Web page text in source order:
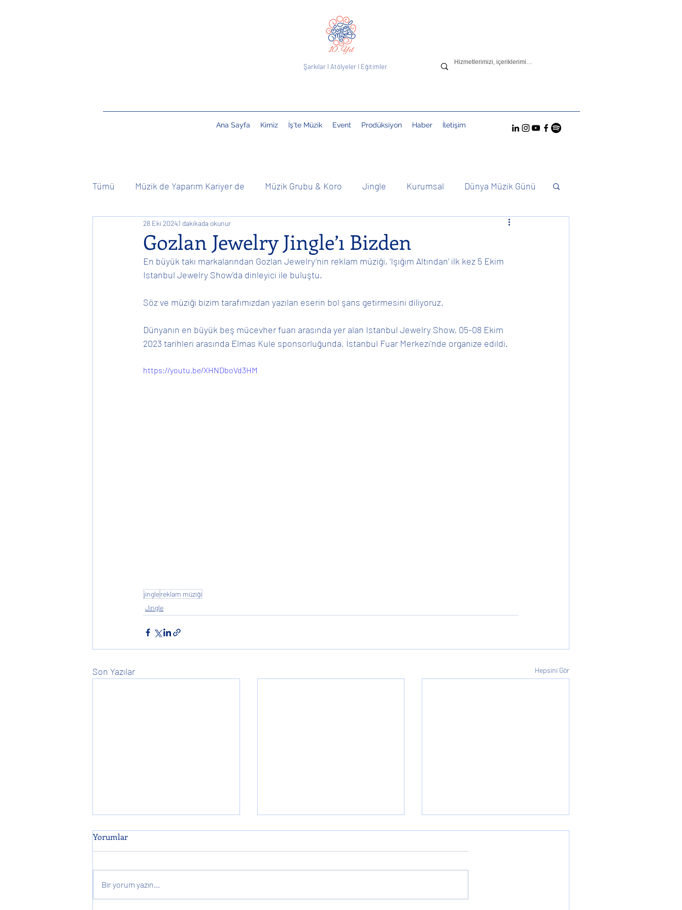
Şarkılar I Atölyeler I Eğitimler
Ana Sayfa Kimiz İş'te Müzik Event Prodüksiyon Haber İletişim
Tümü Müzik de Yaparım Kariyer de Müzik Grubu & Koro Jingle Kurumsal Dünya Müzik Günü
Kişiye Özel Canlı Müzik & DJ Konuktuk
Single Global Gençlerle Sosyal Bireysel Film Müziği Ev İşleri
İş'te Mutlu
Gozlan Jewelry Jingle’ı Bizden
28 Eki 20241 dakikada okunur
En büyük takı markalarından Gozlan Jewelry’nin reklam müziği, ‘Işığım Altından’ ilk kez 5 Ekim
Istanbul Jewelry Show’da dinleyici ile buluştu.
Söz ve müziği bizim tarafımızdan yazılan eserin bol şans getirmesini diliyoruz.
Dünyanın en büyük beş mücevher fuarı arasında yer alan Istanbul Jewelry Show, 05-08 Ekim
2023 tarihleri arasında Elmas Kule sponsorluğunda, İstanbul Fuar Merkezi'nde organize edildi.
https://youtu.be/XHNDboVd3HM
jinglereklam müziği
Jingle
Son Yazılar Hepsini Gör
Go PepsiCo 🚀 🎶 🤩
Yorumlar
Bir yorum yazın...